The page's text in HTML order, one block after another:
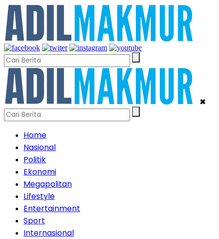
✖
Home
Nasional
Politik
Ekonomi
Megapolitan
Lifestyle
Entertainment
Sport
Internasional